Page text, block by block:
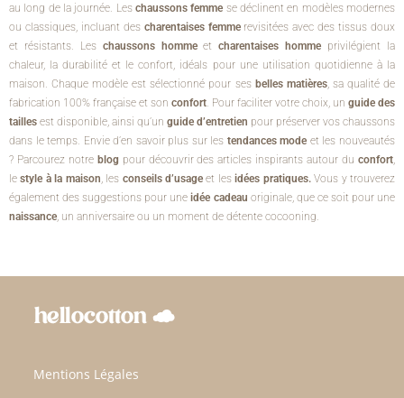
au long de la journée. Les chaussons femme se déclinent en modèles modernes
ou classiques, incluant des charentaises femmerevisitées avec des tissus doux
et résistants. Les chaussons hommeetcharentaises homme privilégient la
chaleur, la durabilité et le confort, idéals pour une utilisation quotidienne à la
maison. Chaque modèle est sélectionné pour ses belles matières, sa qualité de
fabrication 100% française et son confort . Pour faciliter votre choix, un guide des
tailles est disponible, ainsi qu’un guide d’entretien pour préserver vos chaussons
dans le temps. Envie d’en savoir plus sur les tendances mode et les nouveautés
? Parcourez notre blog pour découvrir des articles inspirants autour duconfort
lestyle à la maison , les conseils d’usage et lesidées pratiques.Vous y trouverez
également des suggestions pour uneidée cadeau originale, que ce soit pour une
naissance , un anniversaire ou un moment de détente cocooning.
Mentions Légales